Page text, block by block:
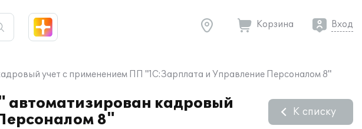
Корзина Вход
учет с применением ПП "1С:Зарплата и Управление Персоналом 8"
кадровый
8"
К списку